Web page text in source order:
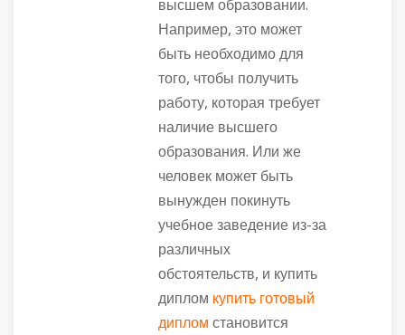
высшем образовании.
Например, это может
быть необходимо для
того, чтобы получить
работу, которая требует
наличие высшего
образования. Или же
человек может быть
вынужден покинуть
учебное заведение из-за
различных
обстоятельств, и купить
диплом купить готовый
диплом становится